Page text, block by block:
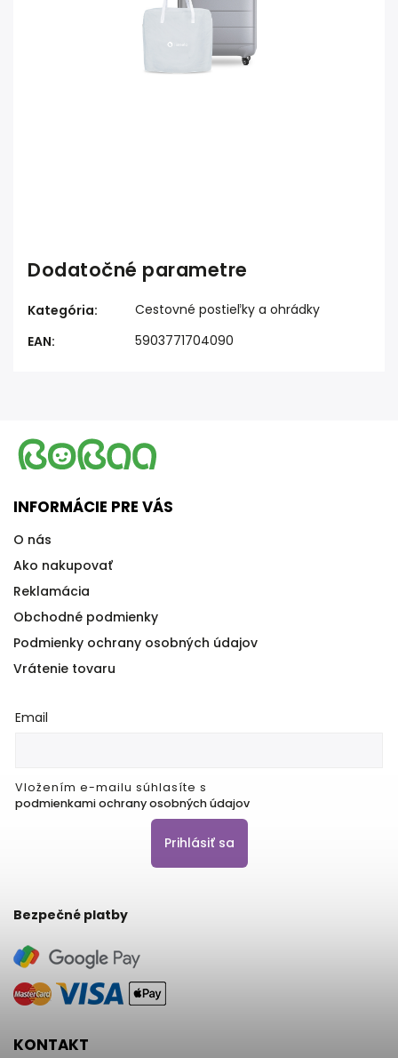
Dodatočné parametre
Kategória:
Cestovné postieľky a ohrádky
EAN: 5903771704090
INFORMÁCIE PRE VÁS
O nás
Ako nakupovať
Reklamácia
Obchodné podmienky
Podmienky ochrany osobných údajov
Vrátenie tovaru
Email
Vložením e-mailu súhlasíte s
podmienkami ochrany osobných údajov
Prihlásiť sa
Bezpečné platby
KONTAKT